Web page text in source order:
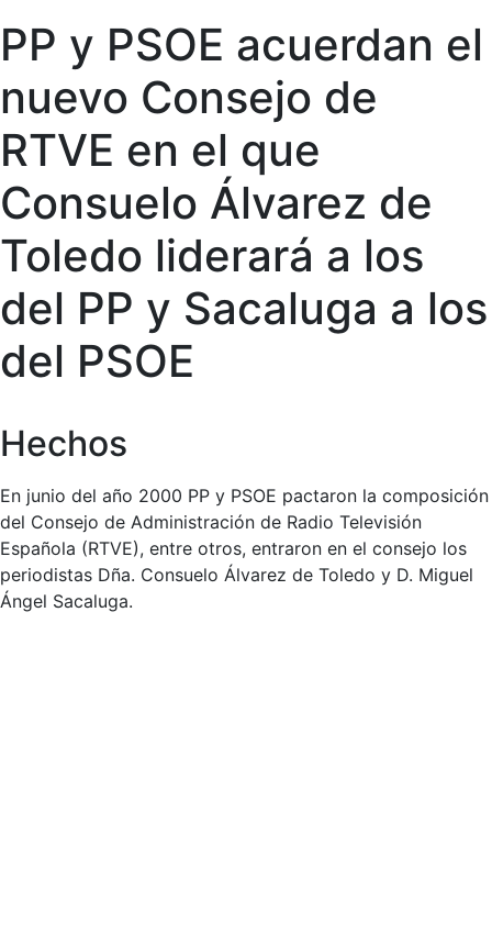
PP y PSOE acuerdan el
nuevo Consejo de
RTVE en el que
Consuelo Álvarez de
Toledo liderará a los
del PP y Sacaluga a los
del PSOE
Hechos
En junio del año 2000 PP y PSOE pactaron la composición
del Consejo de Administración de Radio Televisión
Española (RTVE), entre otros, entraron en el consejo los
periodistas Dña. Consuelo Álvarez de Toledo y D. Miguel
Ángel Sacaluga.